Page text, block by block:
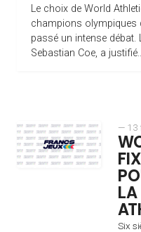
Le choix de World
champions olympiques
passé un intense débat.
Sebastian Coe, a
— 13
LA
Six